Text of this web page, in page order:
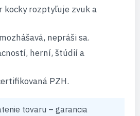
kocky rozptyľuje zvuk a
nepráši sa.
herní, štúdií a
PZH.
tovaru – garancia